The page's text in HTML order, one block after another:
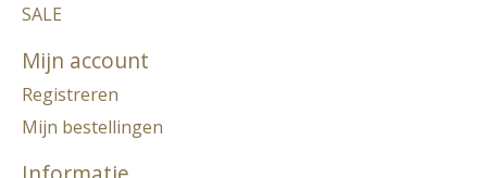
SALE
Mijn account
Registreren
Mijn bestellingen